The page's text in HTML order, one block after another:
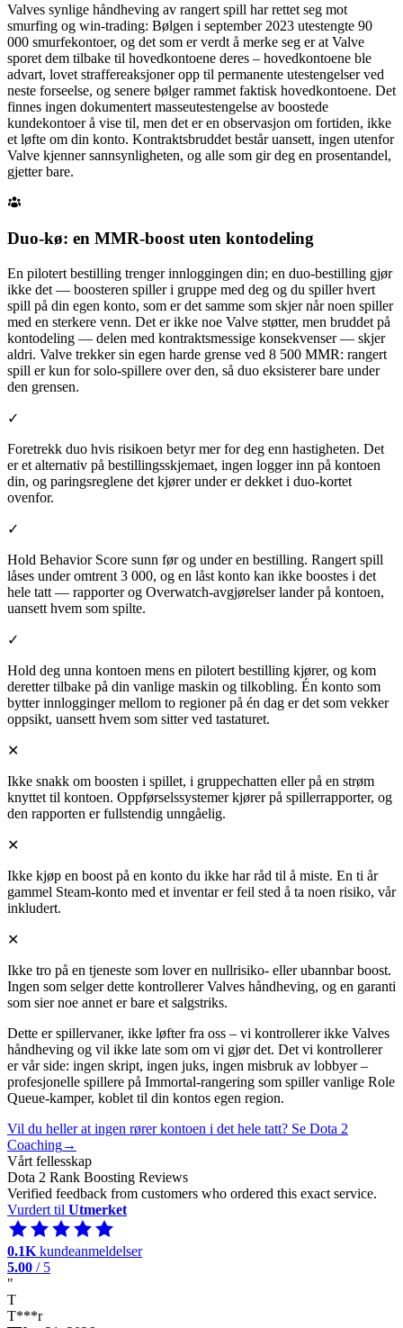
Valves synlige håndheving av rangert spill har rettet seg mot
smurfing og win-trading: Bølgen i september 2023 utestengte 90
000 smurfekontoer, og det som er verdt å merke seg er at Valve
sporet dem tilbake til hovedkontoene deres – hovedkontoene ble
advart, lovet straffereaksjoner opp til permanente utestengelser ved
neste forseelse, og senere bølger rammet faktisk hovedkontoene. Det
finnes ingen dokumentert masseutestengelse av boostede
kundekontoer å vise til, men det er en observasjon om fortiden, ikke
et løfte om din konto. Kontraktsbruddet består uansett, ingen utenfor
Valve kjenner sannsynligheten, og alle som gir deg en prosentandel,
gjetter bare.
Duo-kø: en MMR-boost uten kontodeling
En pilotert bestilling trenger innloggingen din; en duo-bestilling gjør
ikke det — boosteren spiller i gruppe med deg og du spiller hvert
spill på din egen konto, som er det samme som skjer når noen spiller
med en sterkere venn. Det er ikke noe Valve støtter, men bruddet på
kontodeling — delen med kontraktsmessige konsekvenser — skjer
aldri. Valve trekker sin egen harde grense ved 8 500 MMR: rangert
spill er kun for solo-spillere over den, så duo eksisterer bare under
den grensen.
✓
Foretrekk duo hvis risikoen betyr mer for deg enn hastigheten. Det
er et alternativ på bestillingsskjemaet, ingen logger inn på kontoen
din, og paringsreglene det kjører under er dekket i duo-kortet
ovenfor.
✓
Hold Behavior Score sunn før og under en bestilling. Rangert spill
låses under omtrent 3 000, og en låst konto kan ikke boostes i det
hele tatt — rapporter og Overwatch-avgjørelser lander på kontoen,
uansett hvem som spilte.
✓
Hold deg unna kontoen mens en pilotert bestilling kjører, og kom
deretter tilbake på din vanlige maskin og tilkobling. Én konto som
bytter innlogginger mellom to regioner på én dag er det som vekker
oppsikt, uansett hvem som sitter ved tastaturet.
✕
Ikke snakk om boosten i spillet, i gruppechatten eller på en strøm
knyttet til kontoen. Oppførselssystemer kjører på spillerrapporter, og
den rapporten er fullstendig unngåelig.
✕
Ikke kjøp en boost på en konto du ikke har råd til å miste. En ti år
gammel Steam-konto med et inventar er feil sted å ta noen risiko, vår
inkludert.
✕
Ikke tro på en tjeneste som lover en nullrisiko- eller ubannbar boost.
Ingen som selger dette kontrollerer Valves håndheving, og en garanti
som sier noe annet er bare et salgstriks.
Dette er spillervaner, ikke løfter fra oss – vi kontrollerer ikke Valves
håndheving og vil ikke late som om vi gjør det. Det vi kontrollerer
er vår side: ingen skript, ingen juks, ingen misbruk av lobbyer –
profesjonelle spillere på Immortal-rangering som spiller vanlige Role
Queue-kamper, koblet til din kontos egen region.
Vil du heller at ingen rører kontoen i det hele tatt? Se Dota 2
Coaching→
Vårt fellesskap
Dota 2 Rank Boosting Reviews
Verified feedback from customers who ordered this exact service.
Vurdert til Utmerket
0.1K kundeanmeldelser
5.00 / 5
"
T
T***r